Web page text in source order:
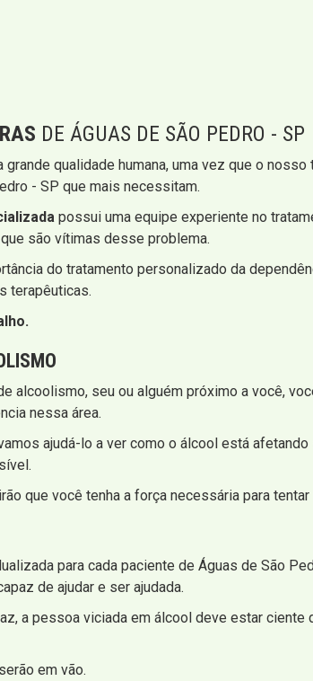
DE ÁGUAS DE SÃO PEDRO - SP
qualidade humana, uma vez que o
- SP que mais necessitam.
​​possui uma equipe experiente no
são vítimas desse problema.
do tratamento personalizado da
terapêuticas.
alcoolismo, seu ou alguém próximo a você,
nessa área.
ajudá-lo a ver como o álcool está
que você tenha a força necessária para
para cada paciente de Águas de São
de ajudar e ser ajudada.
a pessoa viciada em álcool deve estar ciente
em vão.